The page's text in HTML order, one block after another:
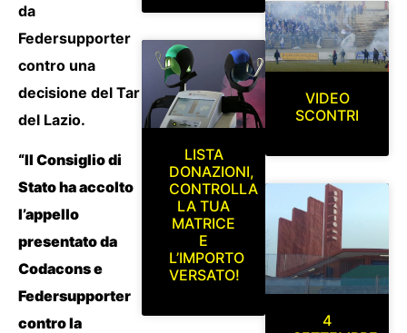
da
Federsupporter
contro una
decisione del Tar
del Lazio.
“Il Consiglio di
Stato ha accolto
l’appello
presentato da
Codacons e
Federsupporter
contro la
LISTA
DONAZIONI,
CONTROLLA
LA TUA
MATRICE
E
L’IMPORTO
VERSATO!
VIDEO
SCONTRI
4